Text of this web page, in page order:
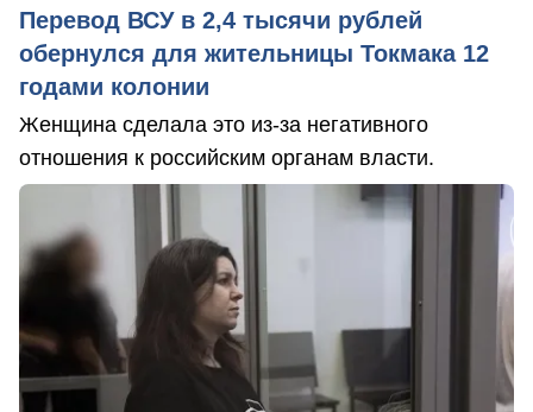
Перевод ВСУ в 2,4 тысячи рублей
обернулся для жительницы Токмака 12
годами колонии
Женщина сделала это из-за негативного
отношения к российским органам власти.